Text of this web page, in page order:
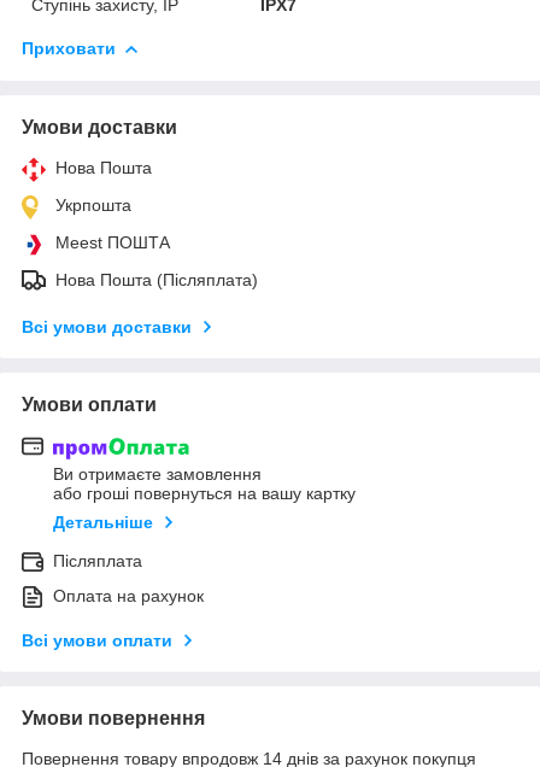
Ступінь захисту, IP IPX7
Приховати
Умови доставки
Нова Пошта
Укрпошта
Meest ПОШТА
Нова Пошта (Післяплата)
Всі умови доставки
Умови оплати
Ви отримаєте замовлення
або гроші повернуться на вашу картку
Детальніше
Післяплата
Оплата на рахунок
Всі умови оплати
Умови повернення
Повернення товару впродовж 14 днів за рахунок покупця